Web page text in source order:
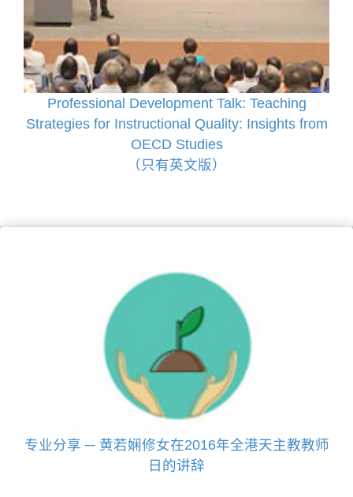
Professional Development Talk: Teaching
Strategies for Instructional Quality: Insights from
OECD Studies
（只有英文版）
专业分享 ─ 黄若娴修女在2016年全港天主教教师
日的讲辞